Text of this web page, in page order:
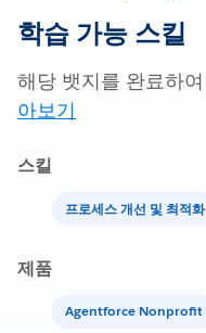
학습 가능 스킬
해당 뱃지를 완료하
아보기
스킬
프로세스 개선 및 최적화
제품
Agentforce Nonprofit